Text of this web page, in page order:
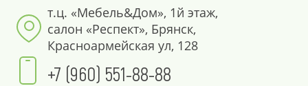
т.ц. «Мебель&Дом», 1й этаж,
салон «Респект», Брянск,
Красноармейская ул, 128
+7 (960) 551-88-88